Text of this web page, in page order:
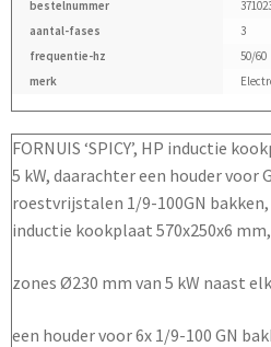
bestelnummer
aantal-fases
3
frequentie-hz
50/60
merk
FORNUIS ‘SPICY’, HP inductie
5 kW, daarachter een houder voor
roestvrijstalen 1/9-100GN
inductie kookplaat 570x250x6
zones Ø230 mm van 5 kW naast
een houder voor 6x 1/9-100 GN